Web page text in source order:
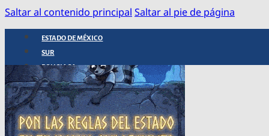
Saltar al contenido principal Saltar al pie de página
ESTADO DE MÉXICO
SUR
POLICIACA
NACIONAL
INTERNACIONAL
ARTE, CIENCIA Y TECNOLOGÍA
COLUMNAS